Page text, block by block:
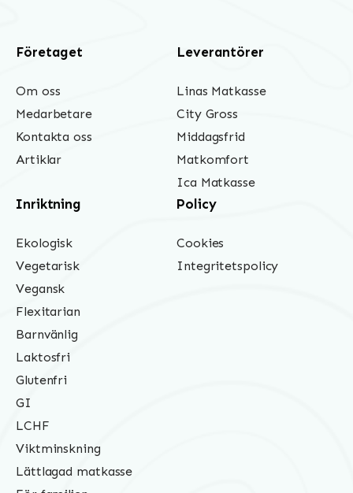
Företaget
Om oss
Medarbetare
Kontakta oss
Artiklar
Leverantörer
Linas Matkasse
City Gross
Middagsfrid
Matkomfort
Ica Matkasse
Inriktning
Ekologisk
Vegetarisk
Vegansk
Flexitarian
Barnvänlig
Laktosfri
Glutenfri
GI
LCHF
Viktminskning
Lättlagad matkasse
Policy
Cookies
Integritetspolicy